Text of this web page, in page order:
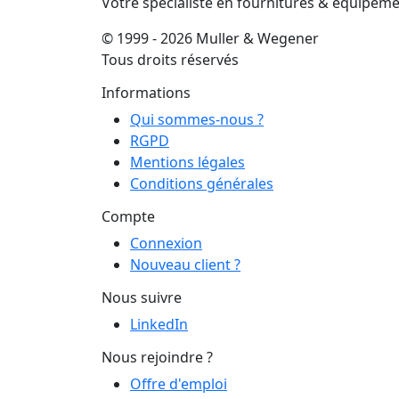
© 1999 - 2026 Muller & Wegener
Tous droits réservés
Informations
Qui sommes-nous ?
RGPD
Mentions légales
Conditions générales
Compte
Connexion
Nouveau client ?
Nous suivre
LinkedIn
Nous rejoindre ?
Offre d'emploi